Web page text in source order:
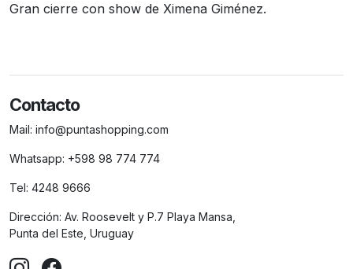
Gran cierre con show de Ximena Giménez.
Contacto
Mail: info@puntashopping.com
Whatsapp: +598 98 774 774
Tel: 4248 9666
Dirección: Av. Roosevelt y P.7 Playa Mansa,
Punta del Este, Uruguay